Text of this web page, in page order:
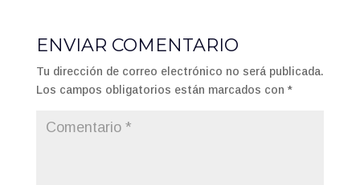
ENVIAR COMENTARIO
Tu dirección de correo electrónico no será publicada.
Los campos obligatorios están marcados con *